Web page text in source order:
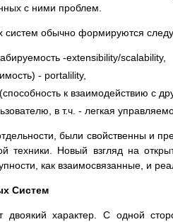
с ними проблем.
систем обычно формируются
-extensibility/scalability,
- portalility,
к взаимодействию с
в т.ч. - легкая
были свойственны и
техники. Новый взгляд на
как взаимосвязанные, и
Систем
двоякий характер. С одной